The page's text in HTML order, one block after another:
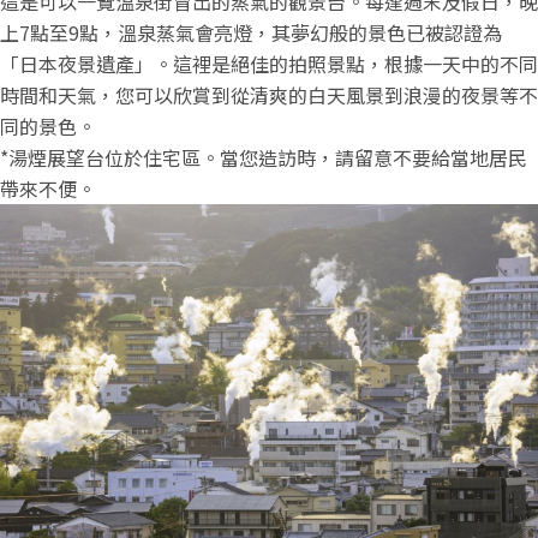
上7點至9點，溫泉蒸氣會亮燈，其夢幻般的景色已被認證為
「日本夜景遺產」。這裡是絕佳的拍照景點，根據一天中的不同
時間和天氣，您可以欣賞到從清爽的白天風景到浪漫的夜景等不
同的景色。
*湯煙展望台位於住宅區。當您造訪時，請留意不要給當地居民
帶來不便。